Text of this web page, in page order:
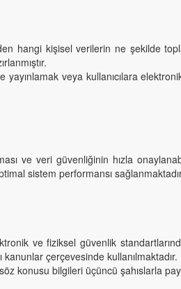
kişisel verilerin ne şekilde
veya kullanıcılara
ve veri güvenliğinin hızla
sistem performansı
ve fiziksel güvenlik
çerçevesinde
konusu bilgileri üçüncü şahıslarla